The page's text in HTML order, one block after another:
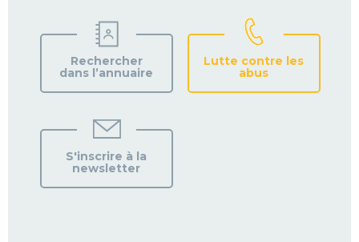
Rechercher
dans l’annuaire
Lutte contre les
abus
S'inscrire à la
newsletter